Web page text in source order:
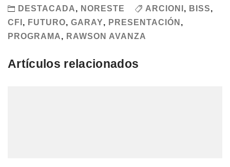
DESTACADA, NORESTE ARCIONI , BISS,
CFI , FUTURO, GARAY, PRESENTACIÓN ,
PROGRAMA, RAWSON AVANZA
Artículos relacionados